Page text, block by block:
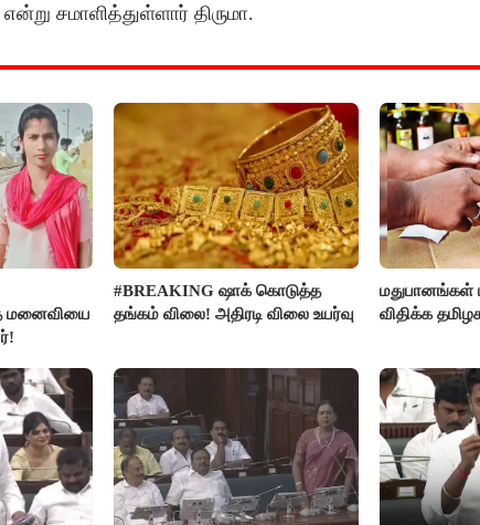
சமாளித்துள்ளார் திருமா.
மனைவியை
#BREAKING ஷாக் கொடுத்த
தங்கம் விலை! அதிரடி விலை உயர்வு
மதுபானங்கள்
விதிக்க தமிழக